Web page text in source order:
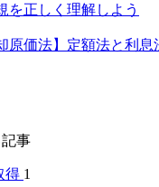
を正しく理解しよう
原価法】定額法と利息
事
1